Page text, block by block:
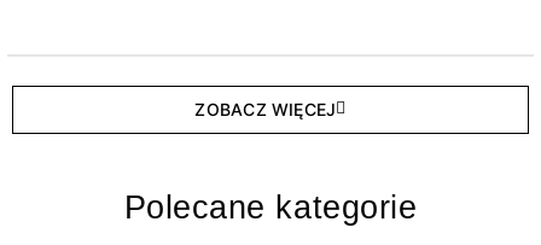
ZOBACZ WIĘCEJ
Polecane kategorie